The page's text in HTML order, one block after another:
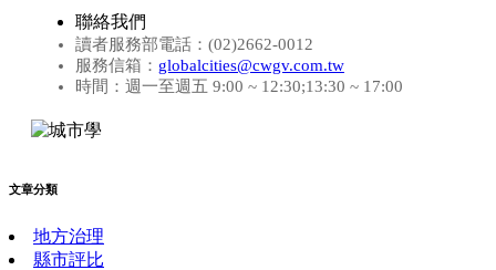
聯絡我們
讀者服務部電話：(02)2662-0012
服務信箱： globalcities@cwgv.com.tw
時間：週一至週五 9:00 ~ 12:30;13:30 ~ 17:00
文章分類
地方治理
縣市評比